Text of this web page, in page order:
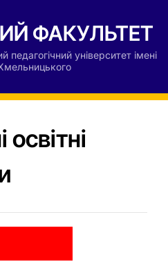
ФАКУЛЬТЕТ
університет імені